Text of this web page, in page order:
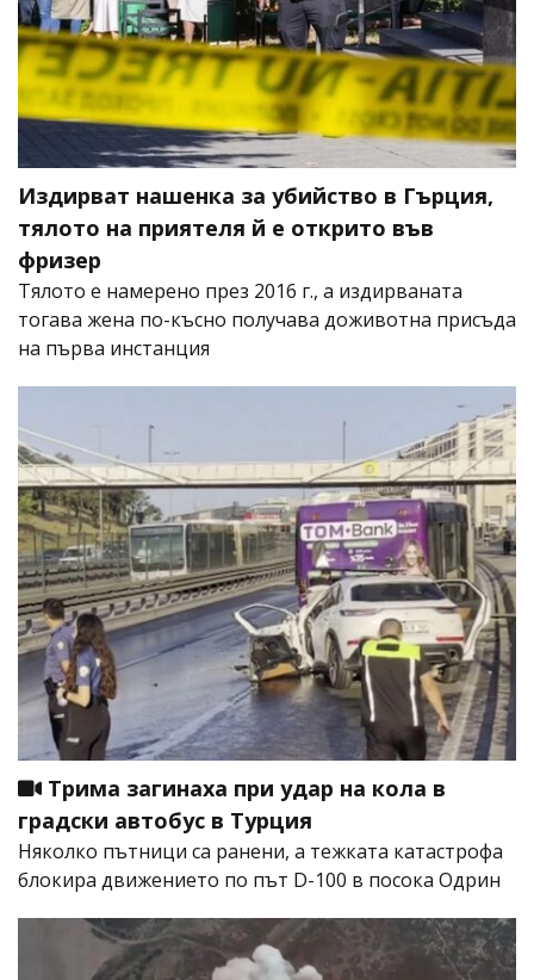
Издирват нашенка за убийство в Гърция,
тялото на приятеля й е открито във
фризер
Тялото е намерено през 2016 г., а издирваната
тогава жена по-късно получава доживотна присъда
на първа инстанция
Трима загинаха при удар на кола в
градски автобус в Турция
Няколко пътници са ранени, а тежката катастрофа
блокира движението по път D-100 в посока Одрин